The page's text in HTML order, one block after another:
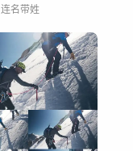
连名带姓